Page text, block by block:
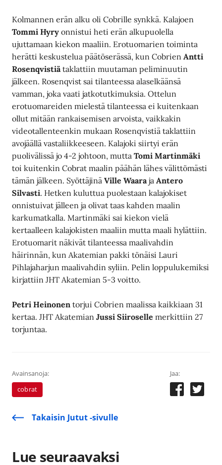
Kolmannen erän alku oli Cobrille synkkä. Kalajoen
Tommi Hyry onnistui heti erän alkupuolella
ujuttamaan kiekon maaliin. Erotuomarien toiminta
herätti keskustelua päätöserässä, kun CobrienAntti
Rosenqvistiä taklattiin muutaman peliminuutin
jälkeen. Rosenqvist sai tilanteessa alaselkäänsä
vamman, joka vaati jatkotutkimuksia. Ottelun
erotuomareiden mielestä tilanteessa ei kuitenkaan
ollut mitään rankaisemisen arvoista, vaikkakin
videotallenteenkin mukaan Rosenqvistiä taklattiin
avojäällä vastaliikkeeseen. Kalajoki siirtyi erän
puolivälissä jo 4-2 johtoon, muttaTomi Martinmäki
toi kuitenkin Cobrat maalin päähän lähes välittömästi
tämän jälkeen. SyöttäjinäVille Waara jaAntero
Silvasti. Hetken kuluttua puolestaan kalajokiset
onnistuivat jälleen ja olivat taas kahden maalin
karkumatkalla. Martinmäki sai kiekon vielä
kertaalleen kalajokisten maaliin mutta maali hylättiin.
Erotuomarit näkivät tilanteessa maalivahdin
häirinnän, kun Akatemian pakki tönäisi Lauri
Pihlajaharjun maalivahdin syliin. Pelin loppulukemiksi
kirjattiin JHT Akatemian 5-3 voitto.
Petri Heinonen torjui Cobrien maalissa kaikkiaan 31
kertaa. JHT AkatemianJussi Siiroselle merkittiin 27
torjuntaa.
Avainsanoja:
cobrat
Jaa:
Takaisin Jutut -sivulle
Lue seuraavaksi